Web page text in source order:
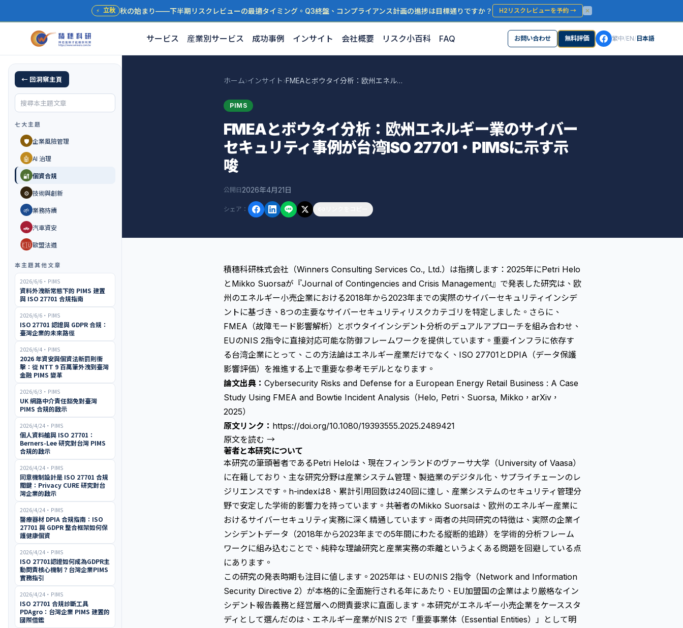
⚡ 立秋 秋の始まり——下半期リスクレビューの最適タイミング。Q3終盤、コンプライアンス計画の進捗は目標通りですか？ H2リスクレビューを予約→
サービス 産業別サービス 成功事例 インサイト 会社概要 リスク小百科 FAQ お問い合わせ 無料評価 繁中/EN/ 日本語
← 回洞察主頁
七大主題
🛡️ 企業風險管理
🤖 AI 治理
🔐 個資合規
⚙️ 技術與創新
🌱 業務持續
🚗 汽車資安
🇪🇺歐盟法遵
本主題其他文章
2026/6/6 ・ PIMS
資料外洩新常態下的 PIMS 建置
與 ISO 27701 合規指南
2026/6/6 ・ PIMS
ISO 27701 認證與 GDPR 合規：
臺灣企業的未來路徑
2026/6/4 ・ PIMS
2026 年資安與個資法新罰則衝
擊：從 NTT 9 百萬筆外洩到臺灣
金融 PIMS 變革
2026/6/3 ・ PIMS
UK 網路中介責任豁免對臺灣
PIMS 合規的啟示
2026/4/24 ・ PIMS
個人資料艙與 ISO 27701：
Berners-Lee 研究對台灣 PIMS
合規的啟示
2026/4/24 ・ PIMS
同意機制設計是 ISO 27701 合規
關鍵：Privacy CURE 研究對台
灣企業的啟示
2026/4/24 ・ PIMS
醫療器材 DPIA 合規指南：ISO
27701 與 GDPR 整合框架如何保
護健康個資
2026/4/24 ・ PIMS
ISO 27701認證如何成為GDPR主
動問責核心機制？台灣企業PIMS
實務指引
2026/4/24 ・ PIMS
ISO 27701 合規診斷工具
PDAgro：台灣企業 PIMS 建置的
國際借鑑
ホーム›インサイト› FMEAとボウタイ分析：欧州エネルギー業のサイバーセキュリティ事例が台湾ISO 27701・PIMSに示す示唆
PIMS
FMEAとボウタイ分析：欧州エネルギー業のサイバー
セキュリティ事例が台湾ISO 27701・PIMSに示す示
唆
公開日 2026年4月21日
シェア ：
積穗科研株式会社（Winners Consulting Services Co., Ltd.）は指摘します：2025年にPetri Helo
とMikko Suorsaが『Journal of Contingencies and Crisis Management』で発表した研究は、欧
州のエネルギー小売企業における2018年から2023年までの実際のサイバーセキュリティインシデ
ントに基づき、8つの主要なサイバーセキュリティリスクカテゴリを特定しました。さらに、
FMEA（故障モード影響解析）と ボウタイインシデント分析のデュアルアプローチを組み合わせ、
EUのNIS 2指令に直接対応可能な防御フレームワークを提供しています。重要インフラに依存す
る台湾企業にとって、この方法論はエネルギー産業だけでなく、ISO 27701とDPIA（データ保護
影響評価）を推進する上で重要な参考モデルとなります。
論文出典： Cybersecurity Risks and Defense for a European Energy Retail Business : A Case
Study Using FMEA and Bowtie Incident Analysis（Helo, Petri、Suorsa, Mikko，arXiv，
2025）
原文リンク： https://doi.org/10.1080/19393555.2025.2489421
原文を読む →
著者と本研究について
本研究の筆頭著者であるPetri Heloは、現在フィンランドのヴァーサ大学（University of Vaasa）
に在籍しており、主な研究分野は産業システム管理、製造業のデジタル化、サプライチェーンのレ
ジリエンスです。h-indexは8、累計引用回数は240回に達し、産業システムのセキュリティ管理分
野で安定した学術的影響力を持っています。共著者のMikko Suorsaは、欧州のエネルギー産業に
おけるサイバーセキュリティ実務に深く精通しています。両者の共同研究の特徴は、実際の企業イ
ンシデントデータ（2018年から2023年までの5年間にわたる縦断的追跡）を学術的分析フレーム
ワークに組み込むことで、純粋な理論研究と産業実務の乖離というよくある問題を回避している点
にあります。
この研究の発表時期も注目に値します。2025年は、EUのNIS 2指令（Network and Information
Security Directive 2）が本格的に全面施行される年にあたり、EU加盟国の企業はより厳格なイン
シデント報告義務と経営層への問責要求に直面します。本研究がエネルギー小売企業をケーススタ
ディとして選んだのは、エネルギー産業がNIS 2で「重要事業体（Essential Entities）」として明